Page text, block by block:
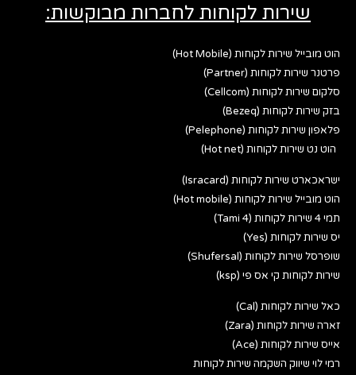
שירות לקוחות לחברות מבוקשות:
הוט מובייל שירות לקוחות (Hot Mobile)
פרטנר שירות לקוחות (Partner)
סלקום שירות לקוחות (Cellcom)
בזק שירות לקוחות (Bezeq)
פלאפון שירות לקוחות (Pelephone)
הוט נט שירות לקוחות (Hot net)
ישראכארט שירות לקוחות (Isracard)
הוט מובייל שירות לקוחות (Hot mobile)
תמי 4 שירות לקוחות (Tami 4)
יס שירות לקוחות (Yes)
שופרסל שירות לקוחות (Shufersal)
שירות לקוחות קי אס פי (ksp)
כאל שירות לקוחות (Cal)
זארה שירות לקוחות (Zara)
אייס שירות לקוחות (Ace)
רמי לוי שיווק השקמה שירות לקוחות